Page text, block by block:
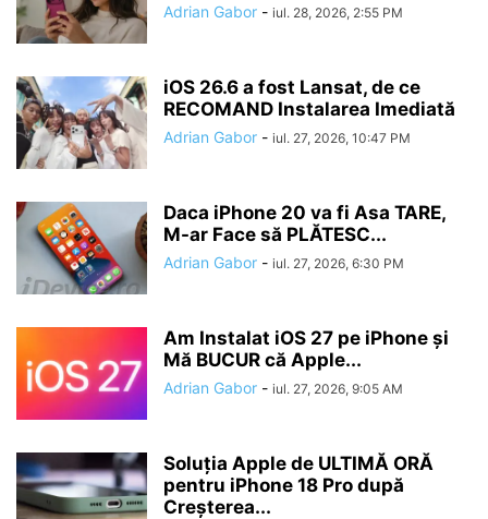
Adrian Gabor - iul. 28, 2026, 2:55 PM
iOS 26.6 a fost Lansat, de ce
RECOMAND Instalarea Imediată
Adrian Gabor - iul. 27, 2026, 10:47 PM
Daca iPhone 20 va fi Asa TARE,
M-ar Face să PLĂTESC...
Adrian Gabor - iul. 27, 2026, 6:30 PM
Am Instalat iOS 27 pe iPhone și
Mă BUCUR că Apple...
Adrian Gabor - iul. 27, 2026, 9:05 AM
Soluția Apple de ULTIMĂ ORĂ
pentru iPhone 18 Pro după
Creșterea...